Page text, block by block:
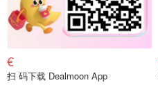
€
扫 码下载 Dealmoon App